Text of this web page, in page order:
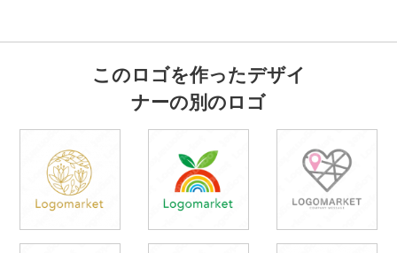
このロゴを作ったデザイ
ナーの別のロゴ